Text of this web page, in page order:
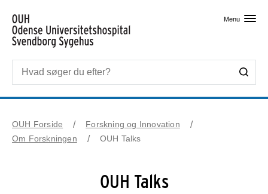
Menu
OUH Forside
Forskning og Innovation
Om Forskningen
OUH Talks
OUH Talks